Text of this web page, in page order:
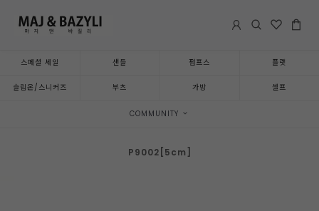
스페셜 세일 샌들 펌프스 플랫
슬립온/스니커즈 부츠 가방 셀프
COMMUNITY
P9002[5cm]